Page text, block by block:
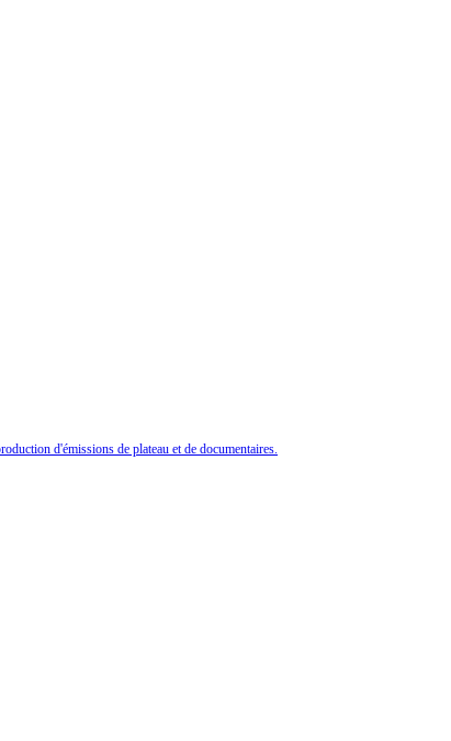
d'émissions de plateau et de documentaires.